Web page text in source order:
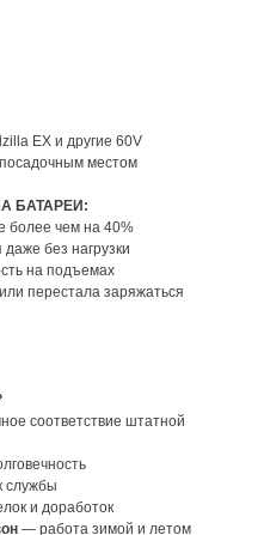
EX и другие 60V
местом
БАТАРЕИ:
более чем на 40%
без нагрузки
на подъемах
перестала заряжаться
соответствие штатной
службы
и доработок
— работа зимой и летом